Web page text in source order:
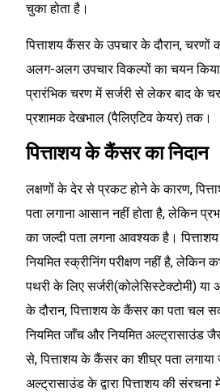
चुका होता है।
पित्ताशय कैंसर के उपचार के दौरान, चरणों
अलग-अलग उपचार विकल्पों का चयन
प्रारंभिक चरण में सर्जरी से लेकर बाद के
प्रशामक देखभाल (पैलिएटिव केयर) तक।
पित्ताशय के कैंसर का निदान
लक्षणों के देर से प्रकट होने के कारण,
पता लगाना आसान नहीं होता है, लेकिन
का जल्दी पता लगना आवश्यक है।
नियमित स्क्रीनिंग परीक्षण नहीं है, लेकिन
पथरी के लिए सर्जरी(कोलेसिस्टेक्टोमी) या
के दौरान, पित्ताशय के कैंसर का पता चल
नियमित जाँच और नियमित अल्ट्रासाउंड
से, पित्ताशय के कैंसर का शीघ्र पता
अल्ट्रासाउंड के द्वारा पित्ताशय की